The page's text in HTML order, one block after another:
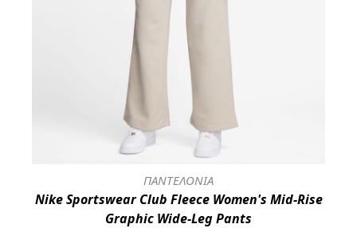
ΠΑΝΤΕΛΟΝΙΑ
Nike Sportswear Club Fleece Women's Mid-Rise
Graphic Wide-Leg Pants